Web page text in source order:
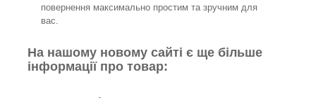
повернення максимально простим та зручним для
вас.
На нашому новому сайті є ще більше
інформації про товар: